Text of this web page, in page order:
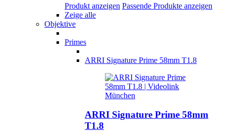
Produkt anzeigen Passende Produkte anzeigen
Zeige alle
Objektive
Primes
ARRI Signature Prime 58mm T1.8
ARRI Signature Prime 58mm
T1.8